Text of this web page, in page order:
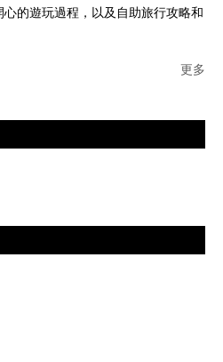
的遊玩過程，以及自助旅行攻略和
更多